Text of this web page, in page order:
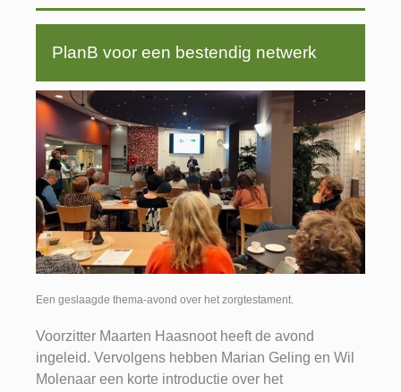
PlanB voor een bestendig netwerk
Een geslaagde thema-avond over het zorgtestament.
Voorzitter Maarten Haasnoot heeft de avond
ingeleid. Vervolgens hebben Marian Geling en Wil
Molenaar een korte introductie over het